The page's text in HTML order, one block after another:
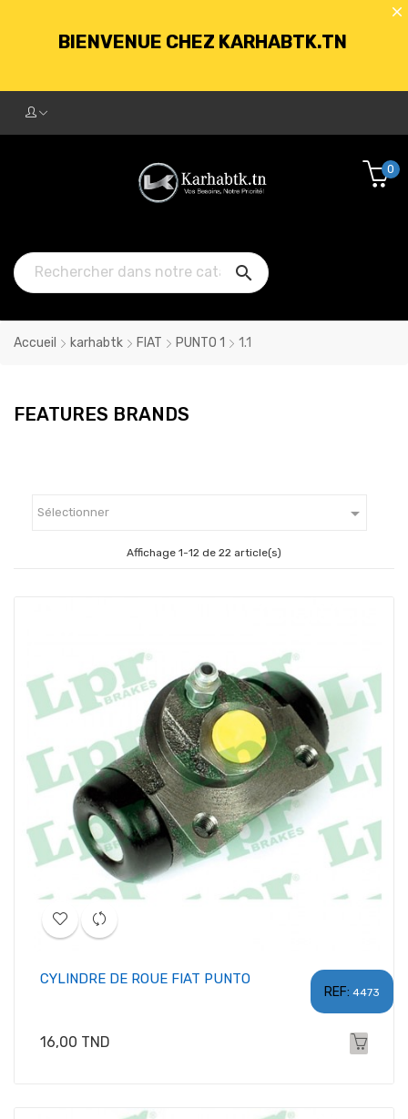
BIENVENUE CHEZ KARHABTK.TN
250DT D'ACHATS

0
Accueil karhabtk FIAT PUNTO 1 1.1
FEATURES BRANDS
Sélectionner 
Affichage 1-12 de 22 article(s)
REF: 4473
CYLINDRE DE ROUE FIAT PUNTO
Prix
16,00 TND